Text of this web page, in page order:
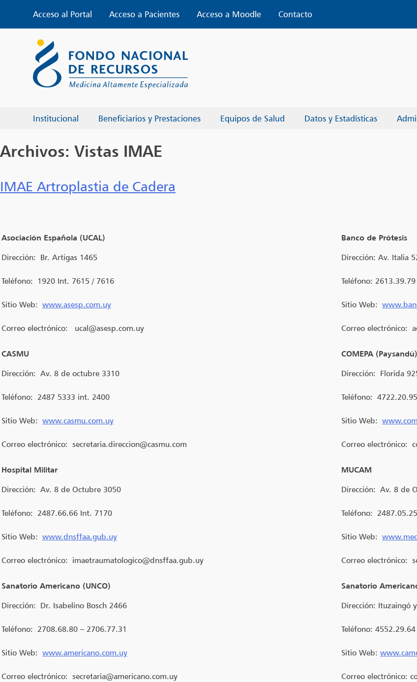
content
Acceso al Portal Acceso a Pacientes Acceso a Moodle
Contacto
Institucional Beneficiarios y Prestaciones Equipos de Salud Datos y Estadísticas
Archivos: Vistas IMAE
IMAE Artroplastia de Cadera
Asociación Española (UCAL)
Dirección: Br. Artigas 1465
Teléfono: 1920 Int. 7615 / 7616
Sitio Web: www.asesp.com.uy
Correo electrónico: ucal@asesp.com.uy
Banco de Prótesis
Dirección: Av. Italia
Teléfono: 2613.39.79
Sitio Web:
Correo electrónico:
CASMU
Dirección: Av. 8 de octubre 3310
Teléfono: 2487 5333 int. 2400
Sitio Web: www.casmu.com.uy
Correo electrónico: secretaria.direccion@casmu.com
COMEPA (Paysandú)
Dirección: Florida
Teléfono: 4722.20.95
Sitio Web:
Correo electrónico:
Hospital Militar
Dirección: Av. 8 de Octubre 3050
Teléfono: 2487.66.66 Int. 7170
Sitio Web: www.dnsffaa.gub.uy
Correo electrónico: imaetraumatologico@dnsffaa.gub.uy
MUCAM
Dirección: Av. 8 de
Teléfono: 2487.05.25
Sitio Web:
Correo electrónico:
Sanatorio Americano (UNCO)
Dirección: Dr. Isabelino Bosch 2466
Teléfono: 2708.68.80 – 2706.77.31
Sitio Web: www.americano.com.uy
Correo electrónico: secretaria@americano.com.uy
Sanatorio
Dirección: Ituzaingó
Teléfono:
Sitio Web:
Correo electrónico: